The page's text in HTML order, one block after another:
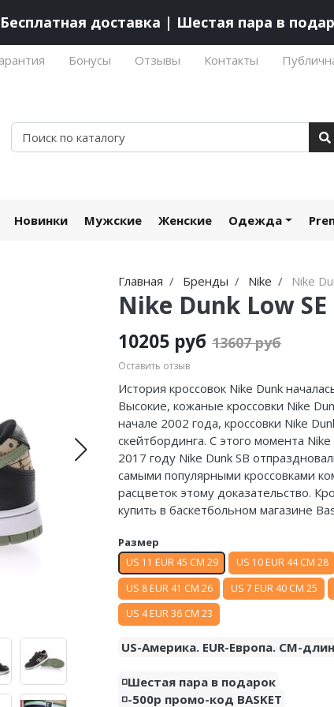
Бесплатная доставка | Шестая пара в
Бонусы Отзывы Контакты
Новинки Мужские Женские Одежда
Главная Бренды Nike Nike
Nike Dunk Low
10205 руб 13607 руб
Оставить отзыв
История кроссовок Nike Dunk
Высокие, кожаные кроссовки Nike
начале 2002 года, кроссовки Nike
скейтбординга. С этого момента
2017 году Nike Dunk SB
самыми популярными кроссовками
расцветок этому доказательство.
купить в баскетбольном магазине
Размер
US 11 EUR 45 CM 29 US 10 EUR 44 CM 28
US 8 EUR 41 CM 26
US 7 EUR 40 CM 25
US 4 EUR 36 CM 23
US-Америка. EUR-Европа. CM-
◽️Шестая пара в подарок
◽️-500р промо-код BASKET